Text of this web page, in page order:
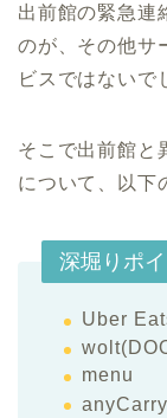
出前館の緊急連
のが、その他サ
ビスではないで
そこで出前館と
について、以下
深堀りポ
Uber
menu